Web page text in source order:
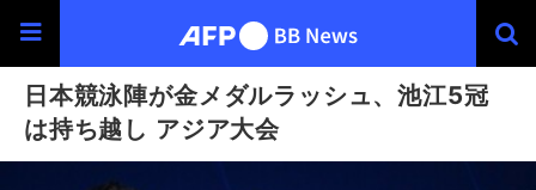
日本競泳陣が金メダルラッシュ、池江5冠
は持ち越し アジア大会